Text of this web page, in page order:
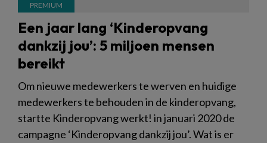
Een jaar lang ‘Kinderopvang
dankzij jou’: 5 miljoen mensen
bereikt
Om nieuwe medewerkers te werven en huidige
medewerkers te behouden in de kinderopvang,
startte Kinderopvang werkt! in januari 2020 de
campagne ‘Kinderopvang dankzij jou’. Wat is er